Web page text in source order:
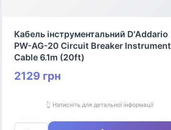
Кабель інструментальний D'Addario
PW-AG-20 Circuit Breaker Instrument
Cable 6.1m (20ft)
2129 грн
👆 Натисніть для детальної інформації